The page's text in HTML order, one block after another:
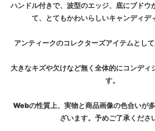
ハンドル付きで、波型のエッジ、底にブドウ
て、とてもかわいらしいキャンディデ
アンティークのコレクターズアイテムとして
大きなキズや欠けなど無く全体的にコンディ
す。
Webの性質上、実物と商品画像の色合いが
ざいます。予めご了承くださ